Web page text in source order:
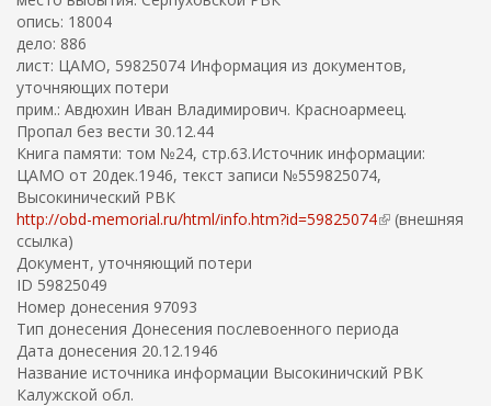
опись: 18004
дело: 886
лист: ЦАМО, 59825074 Информация из документов,
уточняющих потери
прим.: Авдюхин Иван Владимирович. Красноармеец.
Пропал без вести 30.12.44
Книга памяти: том №24, стр.63.Источник информации:
ЦАМО от 20дек.1946, текст записи №559825074,
Высокинический РВК
http://obd-memorial.ru/html/info.htm?id=59825074(
н
я
(внешняя
ссылка)
Документ, уточняющий потери
ID 59825049
Номер донесения 97093
Тип донесения Донесения послевоенного периода
Дата донесения 20.12.1946
Название источника информации Высокиничский РВК
Калужской обл.